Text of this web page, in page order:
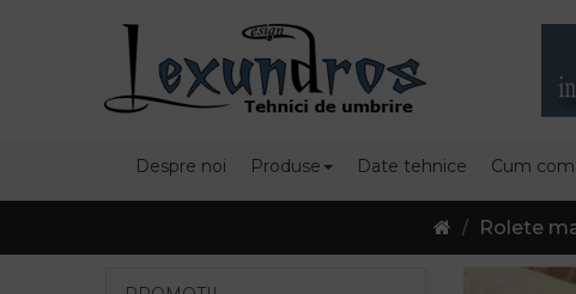
Despre noi Produse Date tehnice Cum
Rolete